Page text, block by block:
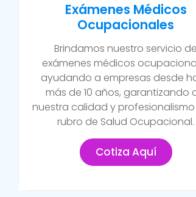
Exámenes Médicos
Ocupacionales
Brindamos nuestro servicio de
exámenes médicos
ayudando a empresas desde
más de 10 años, garantizando
nuestra calidad y profesionalismo
rubro de Salud Ocupacional.
Cotiza Aquí